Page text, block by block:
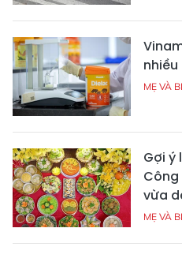
MẸ VÀ
Gợi ý
vừa
MẸ VÀ